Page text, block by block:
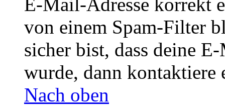
von einem Spam-Filter
sicher bist, dass deine
wurde, dann kontaktiere
Nach oben